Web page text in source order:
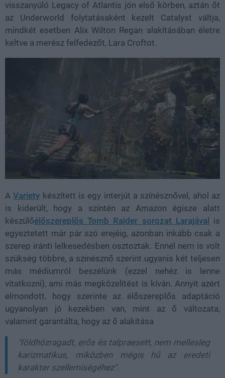
visszanyúló Legacy of Atlantis jön első körben, aztán őt
az Underworld folytatásaként kezelt Catalyst váltja,
mindkét esetben Alix Wilton Regan alakításában életre
keltve a merész felfedezőt, Lara Croftot.
AVariety készített is egy interjút a színésznővel, ahol az
is kiderült, hogy a szintén az Amazon égisze alatt
készülőélőszereplős Tomb Raider sorozat Larajával is
egyeztetett már pár szó erejéig, azonban inkább csak a
szerep iránti lelkesedésben osztoztak. Ennél nem is volt
szükség többre, a színésznő szerint ugyanis két teljesen
más médiumról beszélünk (ezzel nehéz is lenne
vitatkozni), ami más megközelítést is kíván. Annyit azért
elmondott, hogy szerinte az élőszereplős adaptáció
ugyanolyan jó kezekben van, mint az ő változata,
valamint garantálta, hogy az ő alakítása
"földhözragadt, erős és talpraesett, nem mellesleg
karizmatikus, miközben mégis hű az eredeti
karakter szellemiségéhez".